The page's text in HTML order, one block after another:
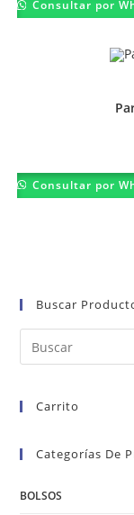
Consultar por
Consultar por
Buscar
Carrito
Categorías De
BOLSOS